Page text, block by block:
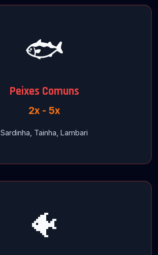
🐟
Peixes Comuns
2x - 5x
Sardinha, Tainha, Lambari
🐠